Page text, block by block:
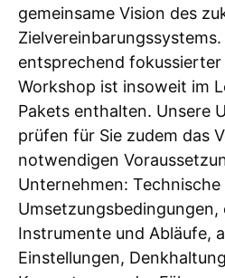
gemeinsame Vision des
entsprechend
Workshop ist insoweit im
Pakets enthalten. Unsere
prüfen für Sie zudem das
notwendigen
Unternehmen:
Instrumente und Abläufe,
Einstellungen,